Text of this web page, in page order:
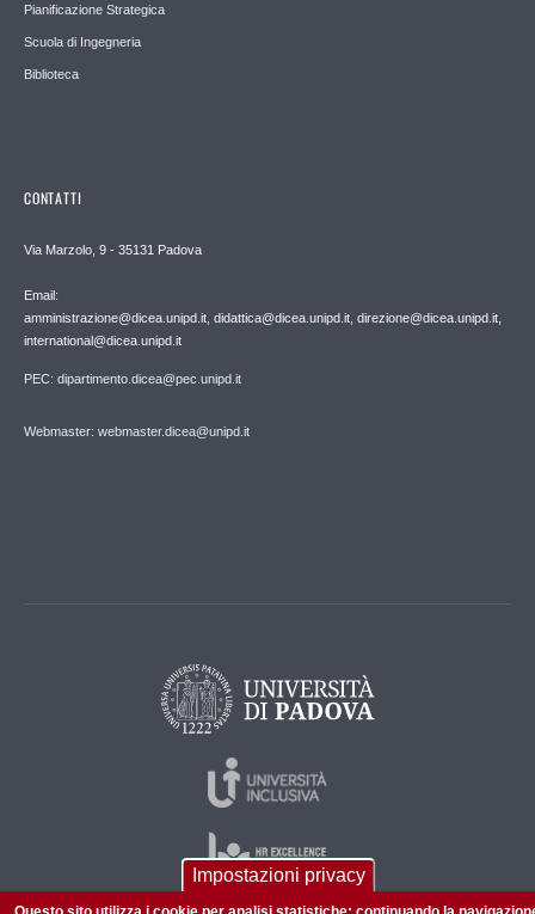
Pianificazione Strategica
Scuola di Ingegneria
Biblioteca
CONTATTI
Via Marzolo, 9 - 35131 Padova
Email:
amministrazione@dicea.unipd.it, didattica@dicea.unipd.it, direzione@dicea.unipd.it,
international@dicea.unipd.it
PEC: dipartimento.dicea@pec.unipd.it
Webmaster: webmaster.dicea@unipd.it
Impostazioni privacy